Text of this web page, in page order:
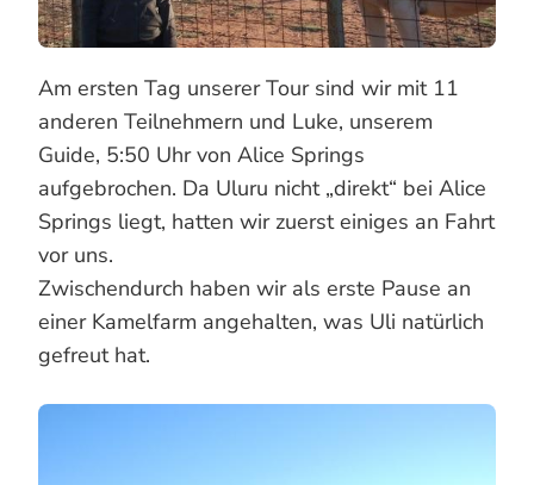
Am ersten Tag unserer Tour sind wir mit 11
anderen Teilnehmern und Luke, unserem
Guide, 5:50 Uhr von Alice Springs
aufgebrochen. Da Uluru nicht „direkt“ bei Alice
Springs liegt, hatten wir zuerst einiges an Fahrt
vor uns.
Zwischendurch haben wir als erste Pause an
einer Kamelfarm angehalten, was Uli natürlich
gefreut hat.